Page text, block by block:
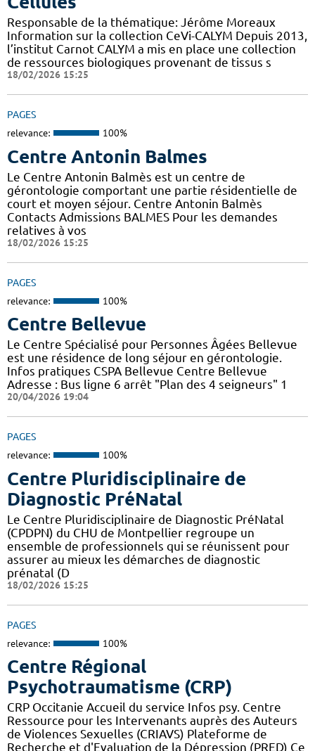
Responsable de la thématique: Jérôme Moreaux
Information sur la collection CeVi-CALYM Depuis 2013,
l’institut Carnot CALYM a mis en place une collection
de ressources biologiques provenant de tissus s
18/02/2026 15:25
PAGES
relevance: 100%
Centre Antonin Balmes
Le Centre Antonin Balmès est un centre de
gérontologie comportant une partie résidentielle de
court et moyen séjour. Centre Antonin Balmès
Contacts Admissions BALMES Pour les demandes
relatives à vos
18/02/2026 15:25
PAGES
relevance: 100%
Centre Bellevue
Le Centre Spécialisé pour Personnes Âgées Bellevue
est une résidence de long séjour en gérontologie.
Infos pratiques CSPA Bellevue Centre Bellevue
Adresse : Bus ligne 6 arrêt "Plan des 4 seigneurs" 1
20/04/2026 19:04
PAGES
relevance: 100%
Centre Pluridisciplinaire de
Diagnostic PréNatal
Le Centre Pluridisciplinaire de Diagnostic PréNatal
(CPDPN) du CHU de Montpellier regroupe un
ensemble de professionnels qui se réunissent pour
assurer au mieux les démarches de diagnostic
prénatal (D
18/02/2026 15:25
PAGES
relevance: 100%
Centre Régional
Psychotraumatisme (CRP)
CRP Occitanie Accueil du service Infos psy. Centre
Ressource pour les Intervenants auprès des Auteurs
de Violences Sexuelles (CRIAVS) Plateforme de
Recherche et d'Evaluation de la Dépression (PRED) Ce